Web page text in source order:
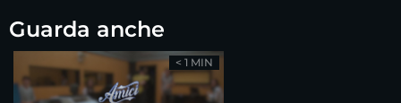
Guarda anche
< 1 MIN